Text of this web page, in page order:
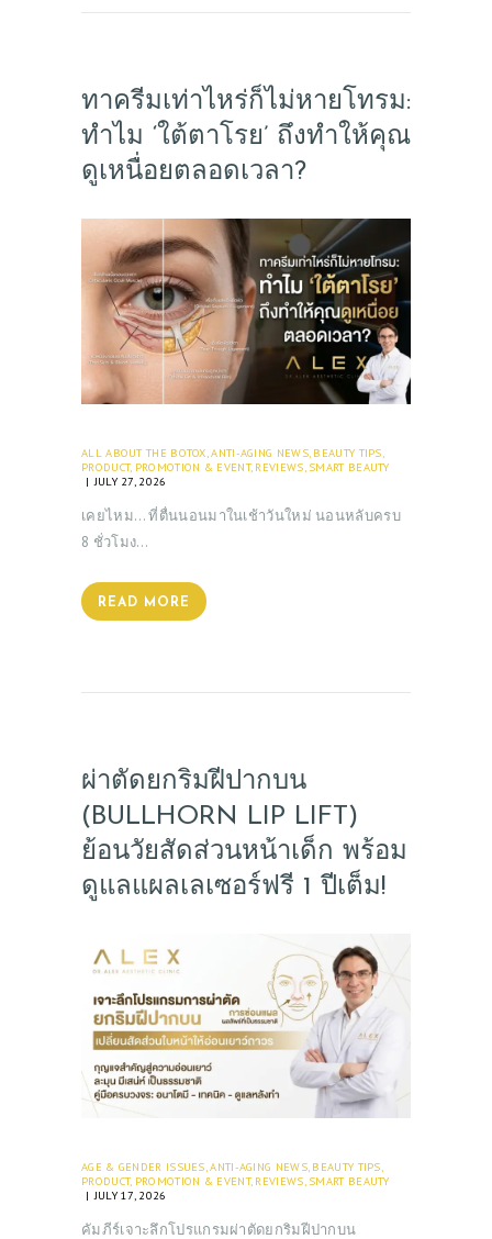
ทาครีมเท่าไหร่ก็ไม่หายโทรม:
ทำไม ‘ใต้ตาโรย’ ถึงทำให้คุณ
ดูเหนื่อยตลอดเวลา?
ALL ABOUT THE BOTOX,ANTI-AGING NEWS, BEAUTY TIPS,
PRODUCT, PROMOTION & EVENT, REVIEWS, SMART BEAUTY
JULY 27, 2026
เคยไหม… ที่ตื่นนอนมาในเช้าวันใหม่ นอนหลับครบ
8 ชั่วโมง…
READ MORE
ผ่าตัดยกริมฝีปากบน
(BULLHORN LIP LIFT)
ย้อนวัยสัดส่วนหน้าเด็ก พร้อม
ดูแลแผลเลเซอร์ฟรี 1 ปีเต็ม!
AGE & GENDER ISSUES,ANTI-AGING NEWS, BEAUTY TIPS,
PRODUCT, PROMOTION & EVENT, REVIEWS, SMART BEAUTY
JULY 17, 2026
คัมภีร์เจาะลึกโปรแกรมผ่าตัดยกริมฝีปากบน